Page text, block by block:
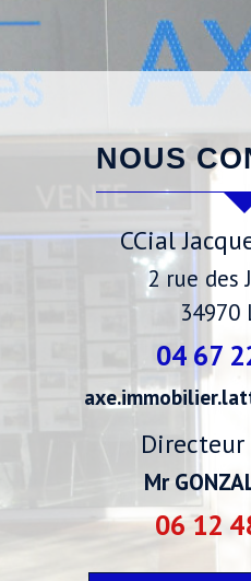
NOUS
CCial
2 rue des
34970
04 67
Directeur
Mr
06 12